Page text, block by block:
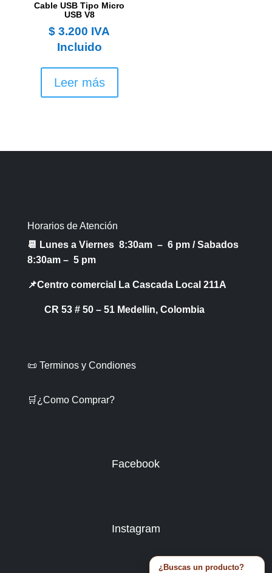
Cable USB Tipo Micro
USB V8
$ 3.200 IVA
Incluido
Leer más
Horarios de Atención
📆 Lunes a Viernes 8:30am – 6 pm /Sabados
8:30am – 5 pm
📌Centro comercial La Cascada Local 211A
CR 53 # 50 – 51 Medellin, Colombia
📜 Terminos y Condiones
🛒¿Como Comprar?
Facebook
Instagram
¿Buscas un producto?